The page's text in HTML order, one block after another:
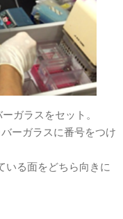
ガラスをセット。
ーガラスに番号をつけ
いる面をどちら向きに